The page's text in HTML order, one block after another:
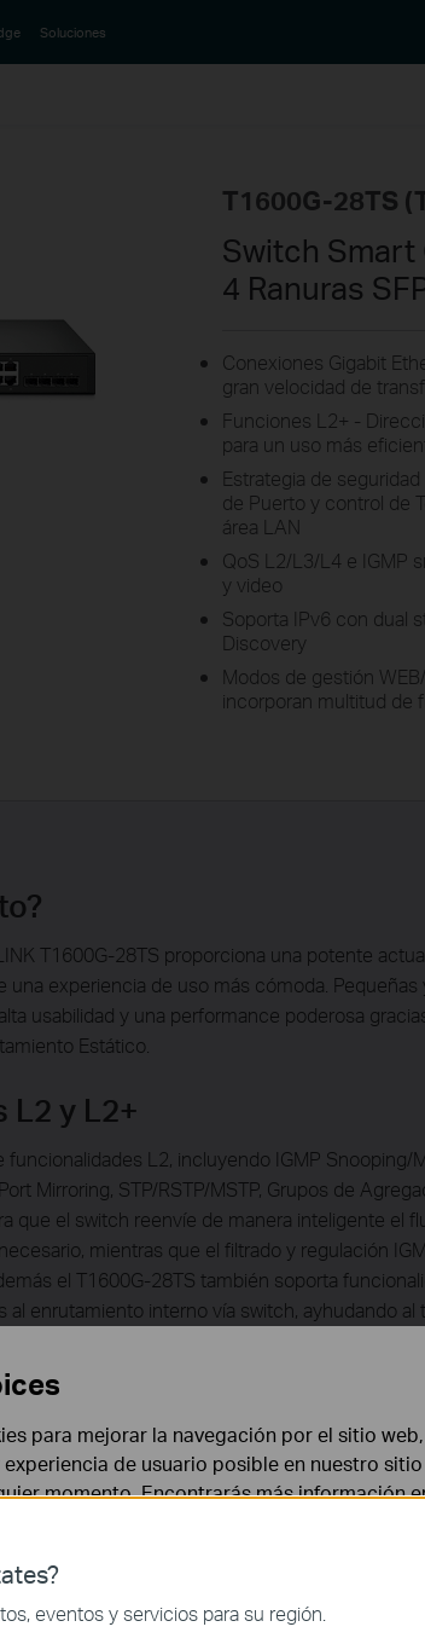
Soluciones
T1600G-28TS
Switch
4 Ranuras
Conexiones Gigabit
gran velocidad de
Funciones L2+ -
para un uso más
Estrategia de
de Puerto y control de
área LAN
QoS L2/L3/L4 e IGMP
y video
Soporta IPv6 con dual
Discovery
Modos de gestión
incorporan multitud de
T1600G-28TS proporciona una potente
una experiencia de uso más cómoda.
usabilidad y una performance poderosa
Estático.
L2 y L2+
L2, incluyendo IGMP Snooping/
Mirroring, STP/RSTP/MSTP, Grupos de
que el switch reenvíe de manera inteligente el
mientras que el filtrado y regulación
el T1600G-28TS también soporta
enrutamiento interno vía switch, ayhudando
red, el switch aplica numerosas políticas QoS.
Prioridad por Puerto, Prioridad 802.1P y
a la VLAN de Voz, el switch soporta las
eventos y servicios para su región.
para mejorar la navegación por el sitio
de usuario posible en nuestro
momento. Encontrarás más información
para el funcionamiento del sitio web y no